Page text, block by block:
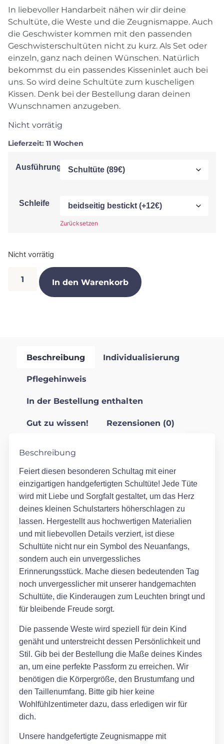
In liebevoller Handarbeit nähen wir dir deine
Schultüte, die Weste und die Zeugnismappe. Auch
die Geschwister kommen mit den passenden
Geschwisterschultüten nicht zu kurz. Als Set oder
einzeln, ganz nach deinen Wünschen. Natürlich
bekommst du ein passendes Kisseninlet auch bei
uns. So wird deine Schultüte zum kuscheligen
Kissen. Denk bei der Bestellung daran deinen
Wunschnamen anzugeben.
Nicht vorrätig
Lieferzeit: 11 Wochen
Ausführung
Schleife
Zurücksetzen
Nicht vorrätig
In den Warenkorb
Beschreibung Individualisierung
Pflegehinweis
In der Bestellung enthalten
Gut zu wissen! Rezensionen (0)
Beschreibung
Feiert diesen besonderen Schultag mit einer
einzigartigen handgefertigten Schultüte! Jede Tüte
wird mit Liebe und Sorgfalt gestaltet, um das Herz
deines kleinen Schulstarters höherschlagen zu
lassen. Hergestellt aus hochwertigen Materialien
und mit liebevollen Details verziert, ist diese
Schultüte nicht nur ein Symbol des Neuanfangs,
sondern auch ein unvergessliches
Erinnerungsstück. Mache diesen bedeutenden Tag
noch unvergesslicher mit unserer handgemachten
Schultüte, die Kinderaugen zum Leuchten bringt und
für bleibende Freude sorgt.
Die passende Weste wird speziell für dein Kind
genäht und unterstreicht dessen Persönlichkeit und
Stil. Gib bei der Bestellung die Maße deines Kindes
an, um eine perfekte Passform zu erreichen. Wir
benötigen die Körpergröße, den Brustumfang und
den Taillenumfang. Bitte gib hier keine
Wohlfühlzentimeter dazu, dass erledigen wir für
dich.
Unsere handgefertigte Zeugnismappe mit